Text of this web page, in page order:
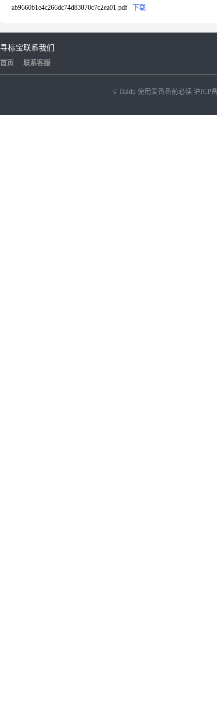
ab9660b1e4c266dc74d83870c7c2ea01.pdf
下载
寻标宝
首页
联系我们
联系客服
© Baidu 使用爱番番前必读 沪ICP